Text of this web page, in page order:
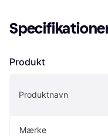
Produkt
Produktnavn
Mærke